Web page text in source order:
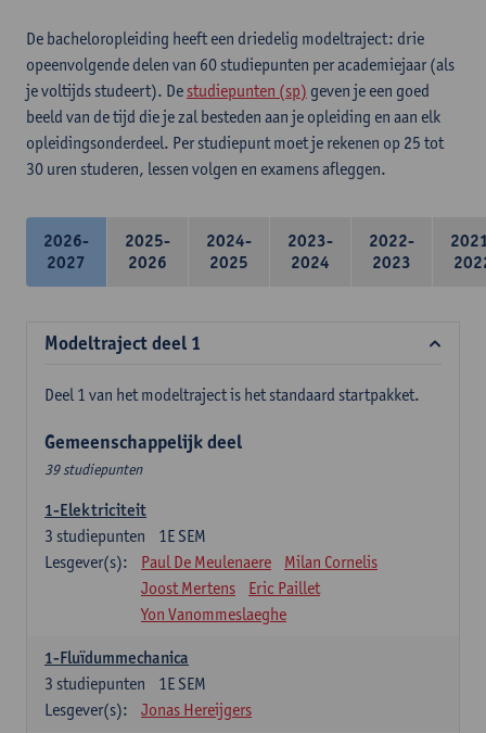
De bacheloropleiding heeft een driedelig modeltraject: drie
opeenvolgende delen van 60 studiepunten per academiejaar (als
je voltijds studeert). De studiepunten (sp) geven je een goed
beeld van de tijd die je zal besteden aan je opleiding en aan elk
opleidingsonderdeel. Per studiepunt moet je rekenen op 25 tot
30 uren studeren, lessen volgen en examens afleggen.
2026-
2027
2025-
2026
2024-
2025
2023-
2024
2022-
2023
Modeltraject deel 1
Deel 1 van het modeltraject is het standaard startpakket.
Gemeenschappelijk deel
39 studiepunten
1-Elektriciteit
1E SEM
3 studiepunten
Lesgever(s):
Paul De Meulenaere
Milan Cornelis
Joost Mertens
Eric Paillet
Yon Vanommeslaeghe
1-Fluïdummechanica
1E SEM
3 studiepunten
Lesgever(s):
Jonas Hereijgers